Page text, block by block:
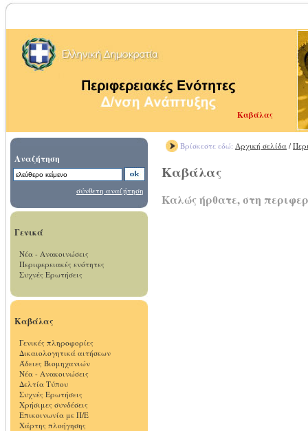
Καβάλας
Αναζήτηση
σύνθετη αναζήτηση
Γενικά
Νέα - Ανακοινώσεις
Περιφερειακές ενότητες
Συχνές Ερωτήσεις
Καβάλας
Γενικές πληροφορίες
Δικαιολογητικά αιτήσεων
Άδειες Βιομηχανιών
Νέα - Ανακοινώσεις
Δελτία Τύπου
Συχνές Ερωτήσεις
Χρήσιμες συνδέσεις
Επικοινωνία με Π/Ε
Χάρτης πλοήγησης
Βρίσκεστε εδώ: Αρχική σελίδα /
Καβάλας
Καλώς ήρθατε, στη